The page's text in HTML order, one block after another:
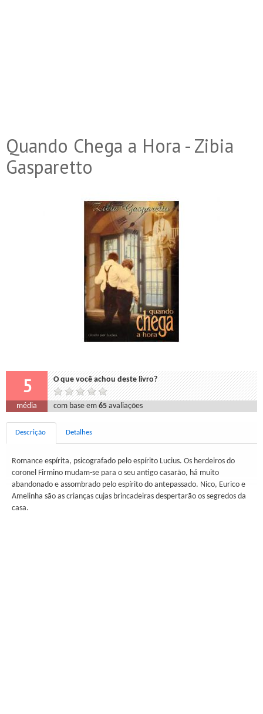
Quando Chega a Hora - Zibia
Gasparetto
5 O que você achou deste livro?
média com base em65 avaliações
Descrição Detalhes
Romance espírita, psicografado pelo espírito Lucius. Os herdeiros do
coronel Firmino mudam-se para o seu antigo casarão, há muito
abandonado e assombrado pelo espírito do antepassado. Nico, Eurico e
Amelinha são as crianças cujas brincadeiras despertarão os segredos da
casa.